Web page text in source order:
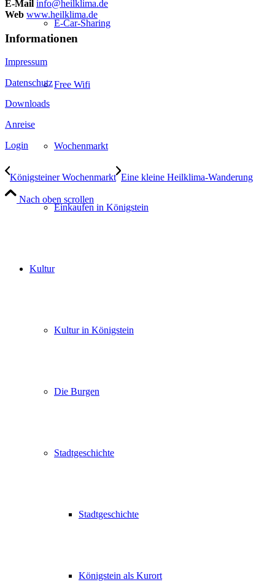
E-Car-Sharing
Free Wifi
Wochenmarkt
Einkaufen in Königstein
Kultur
Kultur in Königstein
Die Burgen
Stadtgeschichte
Stadtgeschichte
Königstein als Kurort
E-Mail info@heilklima.de
Web www.heilklima.de
Informationen
Impressum
Datenschutz
Downloads
Anreise
Login
Königsteiner Wochenmarkt Eine kleine Heilklima-Wanderung
Nach oben scrollen